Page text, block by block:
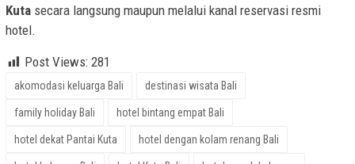
Kuta secara langsung maupun melalui kanal reservasi resmi
hotel.
Post Views: 281
akomodasi keluarga Bali destinasi wisata Bali
family holiday Bali hotel bintang empat Bali
hotel dekat Pantai Kuta hotel dengan kolam renang Bali